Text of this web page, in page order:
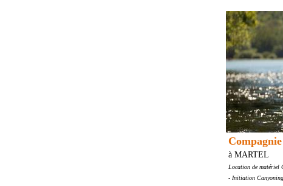
à MARTEL
Location de matériel
- Initiation